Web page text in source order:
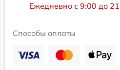
Ежедневно с 9:00 до
Способы оплаты